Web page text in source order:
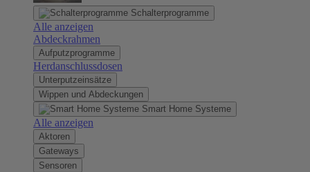
Schalterprogramme
Alle anzeigen
Abdeckrahmen
Aufputzprogramme
Herdanschlussdosen
Unterputzeinsätze
Wippen und Abdeckungen
Smart Home Systeme
Alle anzeigen
Aktoren
Gateways
Sensoren